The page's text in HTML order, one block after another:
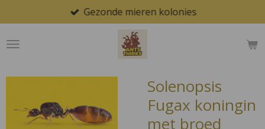
direct
naar
Gezonde mieren kolonies
Solenopsis
Fugax koningin
met broed